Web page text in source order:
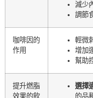
減少
調節
咖啡因的
作用
輕微
增加
幫助
提升燃脂
效果的飲
選擇
的品